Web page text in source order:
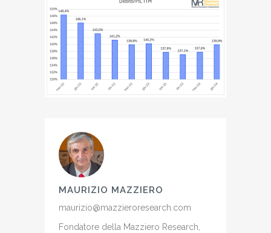
MAURIZIO MAZZIERO
maurizio@mazzieroresearch.com
Fondatore della Mazziero Research,